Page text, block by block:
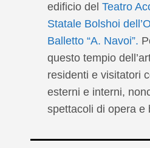
edificio del Teatro
Statale Bolshoi
Balletto “A. Navoi”.
questo tempio
residenti e visitatori
esterni e interni,
spettacoli di opera e